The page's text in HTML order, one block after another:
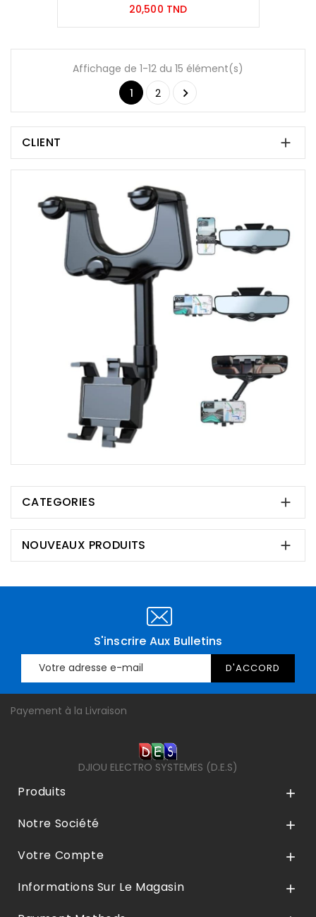
20,500 TNDPrix
Affichage de 1-12 du 15 élément(s)
1
2 
CLIENT 
CATEGORIES 
NOUVEAUX PRODUITS 
S'inscrire Aux Bulletins
Payement à la Livraison
DJIOU ELECTRO SYSTEMES (D.E.S)
Produits 
Notre Société 
Votre Compte 
Informations Sur Le Magasin 